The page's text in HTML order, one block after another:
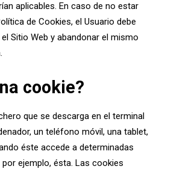
aplicables. En caso de no estar
de Cookies, el Usuario debe
Sitio Web y abandonar el mismo
cookie?
que se descarga en el terminal
un teléfono móvil, una tablet,
éste accede a determinadas
ejemplo, ésta. Las cookies